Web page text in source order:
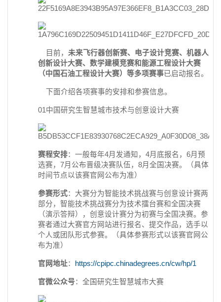
目前， 未来飞行器创新赛、电子设计竞赛、机器人
创新设计大赛、数学建模竞赛和能源工程设计大赛
（中国石油工程设计大赛）等多项赛事已启动报名。
下面介绍各项赛事的安排和参赛信息。
01中国研究生智慧城市技术与创意设计大赛
赛程安排：一般每年4月发通知，4月底报名，6月预
选赛，7月公布晋级决赛队伍，8月全国决赛。（具体
时间节点以该赛官网公布为准）
参赛形式：大赛分为智能技术挑战赛与创意设计赛两
部分，智能技术挑战赛分为技术擂台赛和全国决赛
（演示答辩），创意设计赛分为初赛与全国决赛。参
赛者通过大赛官方网站进行报名、提交作品，选手以
个人或团队形式参赛。（具体参赛形式以该赛官网公
布为准）
官网地址： https://cpipc.chinadegrees.cn/cw/hp/1
官微公众号：全国研究生智慧城市大赛